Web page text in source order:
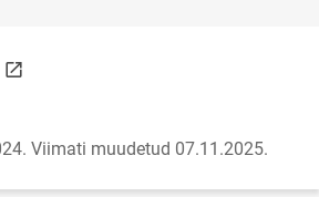
link opens on new page
Viimati muudetud 07.11.2025.